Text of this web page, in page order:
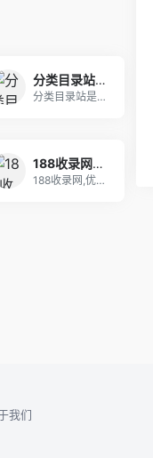
分类目录站-分类目录网
分类目录站是一个汇集了各类优秀网站的分类目录大全
188收录网_网站收录-友情链接交换-网址收录-自动秒收录
188收录网,优质网址导航目录平台,为您提供免费
我们